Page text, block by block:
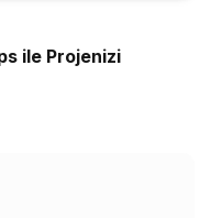
ile Projenizi